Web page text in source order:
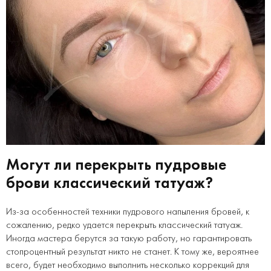
Могут ли перекрыть пудровые
брови классический татуаж?
Из-за особенностей техники пудрового напыления бровей, к
сожалению, редко удается перекрыть классический татуаж.
Иногда мастера берутся за такую работу, но гарантировать
стопроцентный результат никто не станет. К тому же, вероятнее
всего, будет необходимо выполнить несколько коррекций для